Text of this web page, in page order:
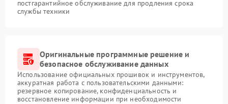
постгарантийное обслуживание для продления срока
службы техники
Оригинальные программные решение и
безопасное обслуживание данных
Использование официальных прошивок и инструментов,
аккуратная работа с пользовательскими данными:
резервное копирование, конфиденциальность и
восстановление информации при необходимости